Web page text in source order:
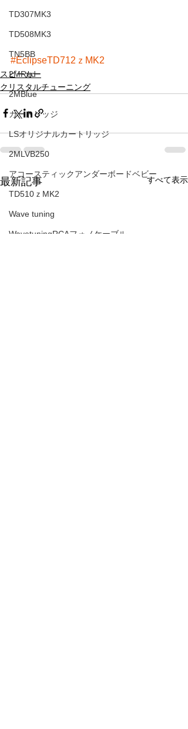
TD307MK3
TD508MK3
TN5BB
2MRed
2MBlue
カートリッジ
LSオリジナルカートリッジ
2MLVB250
アコースティックアンダーボードベビー
TD510ｚMK2
Wave tuning
WavetuningRCAフォノケーブル
#EclipseTD712ｚMK2
スピーカー
クリスタルチューニング
最新記事 すべて表示